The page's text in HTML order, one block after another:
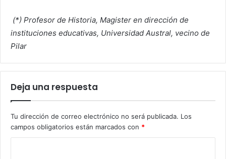
(*) Profesor de Historia, Magister en dirección de
instituciones educativas, Universidad Austral, vecino de
Pilar
Deja una respuesta
Tu dirección de correo electrónico no será publicada. Los
campos obligatorios están marcados con *